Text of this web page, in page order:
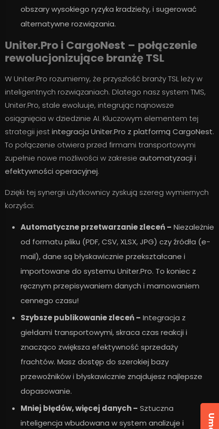
obszary wysokiego ryzyka kradzieży, i sugerować
alternatywne rozwiązania.
Uniter.Pro i CargoNest – połączenie
rewolucjonizujące branżę TSL
W Uniter.Pro rozumiemy, że przyszłość branży TSL leży w
inteligentnych rozwiązaniach. Dlatego nasz system TMS,
Uniter.Pro, stale ewoluuje, integrując najnowsze
osiągnięcia w dziedzinie AI. Kluczowym elementem tej
strategii jestintegracja Uniter.Pro z platformą CargoNest.
To połączenie otwiera przed firmami transportowymi
zupełnie nowe możliwości w zakresie automatyzacji i
efektywności operacyjnej.
Dzięki tej synergii użytkownicy zyskują szereg wymiernych
korzyści:
Automatyczne przetwarzanie zleceń – Niezależnie
od formatu pliku (PDF, CSV, XLSX, JPG) czy źródła (e-
mail), dane są błyskawicznie przekształcane i
importowane do systemu Uniter.Pro. To koniec z
ręcznym przepisywaniem danych i marnowaniem
cennego czasu!
Szybsze publikowanie zleceń – Integracja z
giełdami transportowymi, skraca czas reakcji i
znacząco zwiększa efektywność sprzedaży
frachtów. Masz dostęp do szerokiej bazy
przewoźników i błyskawicznie znajdujesz najlepsze
dopasowanie.
Mniej błędów, więcej danych – Sztuczna
inteligencja wbudowana w system analizuje i